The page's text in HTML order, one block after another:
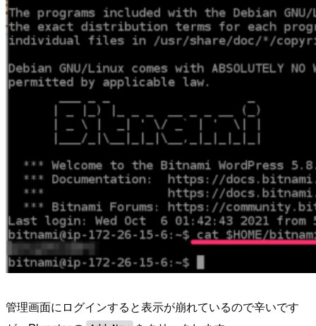
管理画面にログインすると表示が崩れているので辛いです